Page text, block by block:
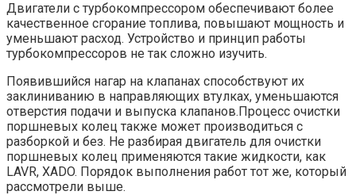
Двигатели с турбокомпрессором обеспечивают более
качественное сгорание топлива, повышают мощность и
уменьшают расход. Устройство и принцип работы
турбокомпрессоров не так сложно изучить.
Появившийся нагар на клапанах способствуют их
заклиниванию в направляющих втулках, уменьшаются
отверстия подачи и выпуска клапанов.Процесс очистки
поршневых колец также может производиться с
разборкой и без. Не разбирая двигатель для очистки
поршневых колец применяются такие жидкости, как
LAVR, XADO. Порядок выполнения работ тот же, который
рассмотрели выше.